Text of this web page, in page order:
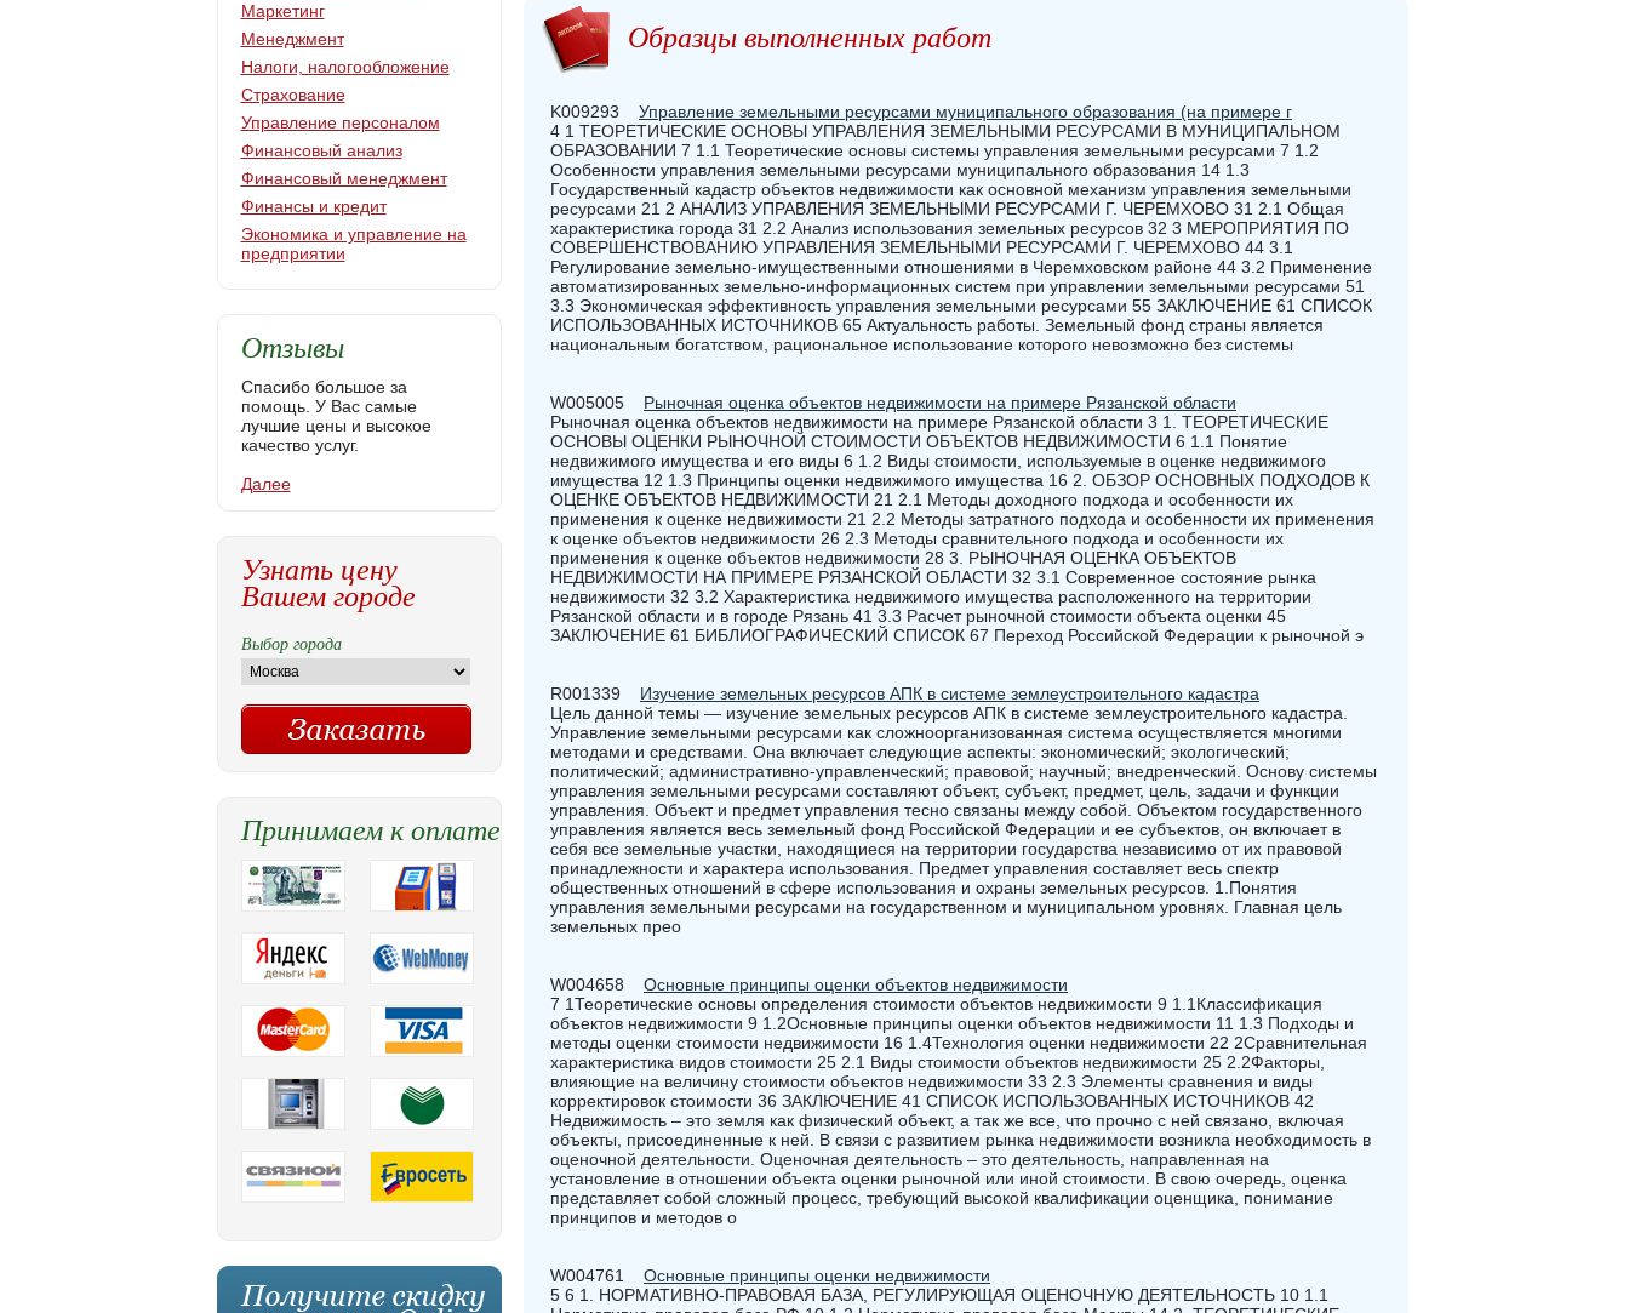
Образцы выполненных работ
K009293 Управление земельными ресурсами муниципального образования (на примере г
4 1 ТЕОРЕТИЧЕСКИЕ ОСНОВЫ УПРАВЛЕНИЯ ЗЕМЕЛЬНЫМИ РЕСУРСАМИ В МУНИЦИПАЛЬНОМ
ОБРАЗОВАНИИ 7 1.1 Теоретические основы системы управления земельными ресурсами 7 1.2
Особенности управления земельными ресурсами муниципального образования 14 1.3
Государственный кадастр объектов недвижимости как основной механизм управления земельными
ресурсами 21 2 АНАЛИЗ УПРАВЛЕНИЯ ЗЕМЕЛЬНЫМИ РЕСУРСАМИ Г. ЧЕРЕМХОВО 31 2.1 Общая
характеристика города 31 2.2 Анализ использования земельных ресурсов 32 3 МЕРОПРИЯТИЯ ПО
СОВЕРШЕНСТВОВАНИЮ УПРАВЛЕНИЯ ЗЕМЕЛЬНЫМИ РЕСУРСАМИ Г. ЧЕРЕМХОВО 44 3.1
Регулирование земельно-имущественными отношениями в Черемховском районе 44 3.2 Применение
автоматизированных земельно-информационных систем при управлении земельными ресурсами 51
3.3 Экономическая эффективность управления земельными ресурсами 55 ЗАКЛЮЧЕНИЕ 61 СПИСОК
ИСПОЛЬЗОВАННЫХ ИСТОЧНИКОВ 65 Актуальность работы. Земельный фонд страны является
национальным богатством, рациональное использование которого невозможно без системы
W005005 Рыночная оценка объектов недвижимости на примере Рязанской области
Рыночная оценка объектов недвижимости на примере Рязанской области 3 1. ТЕОРЕТИЧЕСКИЕ
ОСНОВЫ ОЦЕНКИ РЫНОЧНОЙ СТОИМОСТИ ОБЪЕКТОВ НЕДВИЖИМОСТИ 6 1.1 Понятие
недвижимого имущества и его виды 6 1.2 Виды стоимости, используемые в оценке недвижимого
имущества 12 1.3 Принципы оценки недвижимого имущества 16 2. ОБЗОР ОСНОВНЫХ ПОДХОДОВ К
ОЦЕНКЕ ОБЪЕКТОВ НЕДВИЖИМОСТИ 21 2.1 Методы доходного подхода и особенности их
применения к оценке недвижимости 21 2.2 Методы затратного подхода и особенности их применения
к оценке объектов недвижимости 26 2.3 Методы сравнительного подхода и особенности их
применения к оценке объектов недвижимости 28 3. РЫНОЧНАЯ ОЦЕНКА ОБЪЕКТОВ
НЕДВИЖИМОСТИ НА ПРИМЕРЕ РЯЗАНСКОЙ ОБЛАСТИ 32 3.1 Современное состояние рынка
недвижимости 32 3.2 Характеристика недвижимого имущества расположенного на территории
Рязанской области и в городе Рязань 41 3.3 Расчет рыночной стоимости объекта оценки 45
ЗАКЛЮЧЕНИЕ 61 БИБЛИОГРАФИЧЕСКИЙ СПИСОК 67 Переход Российской Федерации к рыночной э
R001339 Изучение земельных ресурсов АПК в системе землеустроительного кадастра
Цель данной темы — изучение земельных ресурсов АПК в системе землеустроительного кадастра.
Управление земельными ресурсами как сложноорганизованная система осуществляется многими
методами и средствами. Она включает следующие аспекты: экономический; экологический;
политический; административно-управленческий; правовой; научный; внедренческий. Основу системы
управления земельными ресурсами составляют объект, субъект, предмет, цель, задачи и функции
управления. Объект и предмет управления тесно связаны между собой. Объектом государственного
управления является весь земельный фонд Российской Федерации и ее субъектов, он включает в
себя все земельные участки, находящиеся на территории государства независимо от их правовой
принадлежности и характера использования. Предмет управления составляет весь спектр
общественных отношений в сфере использования и охраны земельных ресурсов. 1.Понятия
управления земельными ресурсами на государственном и муниципальном уровнях. Главная цель
земельных прео
W004658 Основные принципы оценки объектов недвижимости
7 1Теоретические основы определения стоимости объектов недвижимости 9 1.1Классификация
объектов недвижимости 9 1.2Основные принципы оценки объектов недвижимости 11 1.3 Подходы и
методы оценки стоимости недвижимости 16 1.4Технология оценки недвижимости 22 2Сравнительная
характеристика видов стоимости 25 2.1 Виды стоимости объектов недвижимости 25 2.2Факторы,
влияющие на величину стоимости объектов недвижимости 33 2.3 Элементы сравнения и виды
корректировок стоимости 36 ЗАКЛЮЧЕНИЕ 41 СПИСОК ИСПОЛЬЗОВАННЫХ ИСТОЧНИКОВ 42
Недвижимость – это земля как физический объект, а так же все, что прочно с ней связано, включая
объекты, присоединенные к ней. В связи с развитием рынка недвижимости возникла необходимость в
оценочной деятельности. Оценочная деятельность – это деятельность, направленная на
установление в отношении объекта оценки рыночной или иной стоимости. В свою очередь, оценка
представляет собой сложный процесс, требующий высокой квалификации оценщика, понимание
принципов и методов о
W004761 Основные принципы оценки недвижимости
5 6 1. НОРМАТИВНО-ПРАВОВАЯ БАЗА, РЕГУЛИРУЮЩАЯ ОЦЕНОЧНУЮ ДЕЯТЕЛЬНОСТЬ 10 1.1
Маркетинг
Менеджмент
Налоги, налогообложение
Страхование
Управление персоналом
Финансовый анализ
Финансовый менеджмент
Финансы и кредит
Экономика и управление на
предприятии
Отзывы
Спасибо большое за
помощь. У Вас самые
лучшие цены и высокое
качество услуг.
Далее
Узнать цену
Вашем городе
Выбор города
Принимаем к оплате